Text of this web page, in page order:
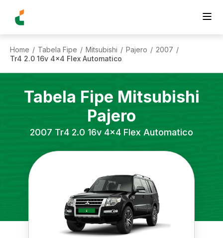
Home / Tabela Fipe / Mitsubishi / Pajero / 2007 /
Tr4 2.0 16v 4x4 Flex Automatico
Tabela Fipe Mitsubishi
Pajero
2007 Tr4 2.0 16v 4x4 Flex Automatico